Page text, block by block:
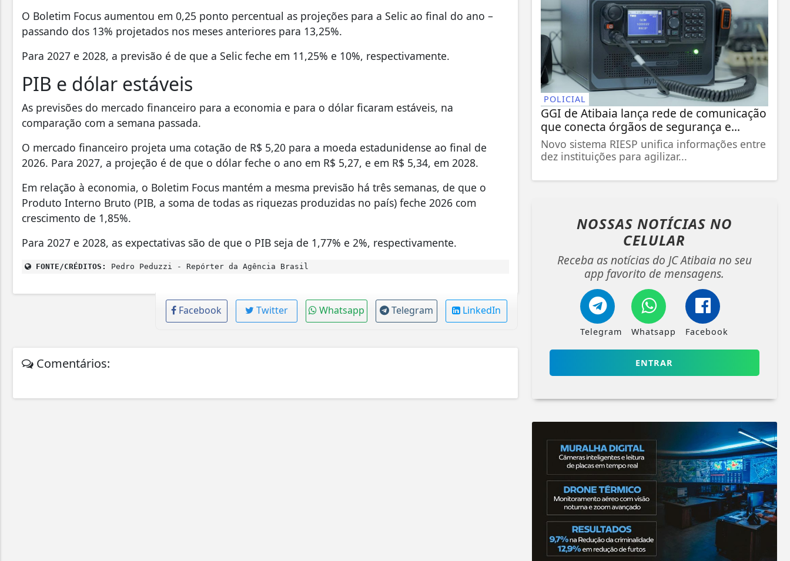
O Boletim Focus aumentou em 0,25 ponto percentual as projeções para a Selic ao final do ano –
passando dos 13% projetados nos meses anteriores para 13,25%.
Para 2027 e 2028, a previsão é de que a Selic feche em 11,25% e 10%, respectivamente.
PIB e dólar estáveis
As previsões do mercado financeiro para a economia e para o dólar ficaram estáveis, na
comparação com a semana passada.
O mercado financeiro projeta uma cotação de R$ 5,20 para a moeda estadunidense ao final de
2026. Para 2027, a projeção é de que o dólar feche o ano em R$ 5,27, e em R$ 5,34, em 2028.
Em relação à economia, o Boletim Focus mantém a mesma previsão há três semanas, de que o
Produto Interno Bruto (PIB, a soma de todas as riquezas produzidas no país) feche 2026 com
crescimento de 1,85%.
Para 2027 e 2028, as expectativas são de que o PIB seja de 1,77% e 2%, respectivamente.
FONTE/CRÉDITOS: Pedro Peduzzi - Repórter da Agência Brasil
Facebook Twitter Whatsapp Telegram LinkedIn
Comentários:
POLICIAL
GGI de Atibaia lança rede de comunicação
que conecta órgãos de segurança e...
Novo sistema RIESP unifica informações entre
dez instituições para agilizar...
NOSSAS NOTÍCIAS NO
CELULAR
Receba as notícias do JC Atibaia no seu
app favorito de mensagens.
Telegram Whatsapp Facebook
ENTRAR